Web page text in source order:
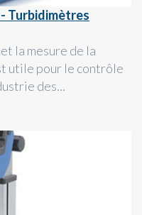
Turbidimètres
la mesure de la
utile pour le contrôle
des...